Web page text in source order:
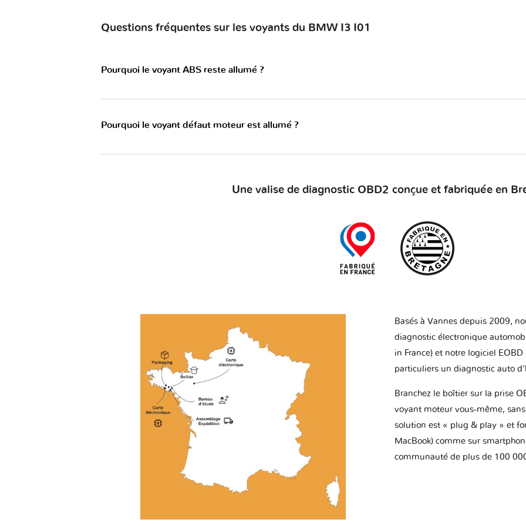
Questions fréquentes sur les voyants du BMW I3 I01
Pourquoi le voyant ABS reste allumé ?
Pourquoi le voyant défaut moteur est allumé ?
Une valise de diagnostic OBD2 conçue et fabriquée en
Basés à Vannes depuis 2009,
diagnostic électronique
in France) et notre logiciel
particuliers un diagnostic auto
Branchez le boîtier sur la prise
voyant moteur vous-même,
solution est « plug & play » et
MacBook) comme sur
communauté de plus de 100